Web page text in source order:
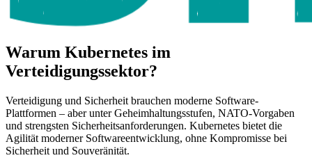
Warum Kubernetes im
Verteidigungssektor?
Verteidigung und Sicherheit brauchen moderne Software-
Plattformen – aber unter Geheimhaltungsstufen, NATO-Vorgaben
und strengsten Sicherheitsanforderungen. Kubernetes bietet die
Agilität moderner Softwareentwicklung, ohne Kompromisse bei
Sicherheit und Souveränität.